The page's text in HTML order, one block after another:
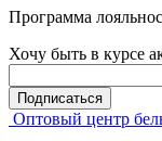
Программа
Хочу быть в курсе
Подписаться
Оптовый центр